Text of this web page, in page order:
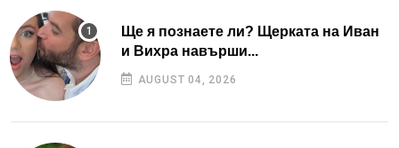
Ще я познаете ли? Щерката на Иван
и Вихра навърши...
AUGUST 04, 2026